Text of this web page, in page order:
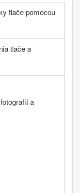
tlače pomocou
tlače a
a